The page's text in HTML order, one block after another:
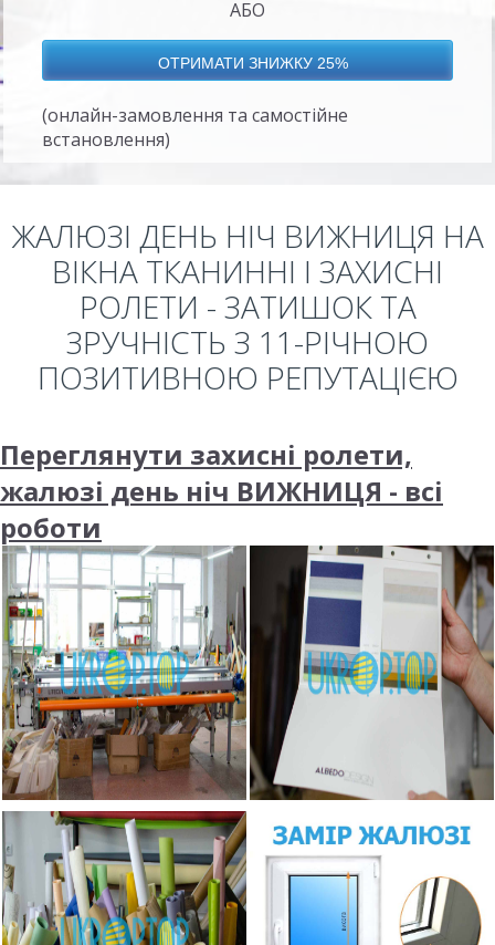
АБО
(онлайн-замовлення та самостійне
встановлення)
ЖАЛЮЗІ ДЕНЬ НІЧ ВИЖНИЦЯ НА
ВІКНА ТКАНИННІ І ЗАХИСНІ
РОЛЕТИ - ЗАТИШОК ТА
ЗРУЧНІСТЬ З 11-РІЧНОЮ
ПОЗИТИВНОЮ РЕПУТАЦІЄЮ
Переглянути захисні ролети,
жалюзі день ніч ВИЖНИЦЯ - всі
роботи